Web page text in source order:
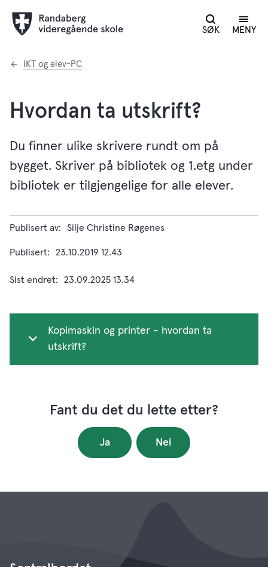
SØK MENY
Du
IKT og elev-PC
Hvordan ta utskrift?
Du finner ulike skrivere rundt om på
bygget. Skriver på bibliotek og 1.etg under
bibliotek er tilgjengelige for alle elever.
Publisert av Silje Christine Røgenes
Publisert 23.10.2019 12.43
Sist endret 23.09.2025 13.34
Kopimaskin og printer - hvordan ta
utskrift?
Fant du det du lette etter?
Ja Nei